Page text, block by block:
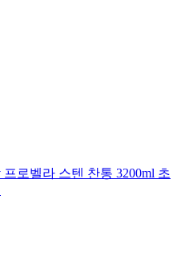
로벨라 스텐 찬통 3200ml 초